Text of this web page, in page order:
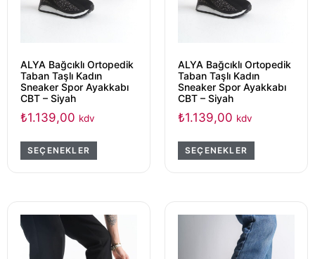
ALYA Bağcıklı Ortopedik
Taban Taşlı Kadın
Sneaker Spor Ayakkabı
CBT – Siyah
₺1.139,00 kdv
SEÇENEKLER
ALYA Bağcıklı Ortopedik
Taban Taşlı Kadın
Sneaker Spor Ayakkabı
CBT – Siyah
₺1.139,00 kdv
SEÇENEKLER